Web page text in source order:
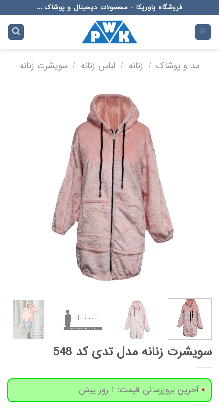
to
content
فروشگاه پاوریکا - محصولات دیجیتال و پوشاک ...
مد و پوشاک / زنانه / لباس زنانه / سویشرت زنانه
سویشرت زنانه مدل تدی کد 548
آخرین بروزرسانی قیمت: 1 روز پیش